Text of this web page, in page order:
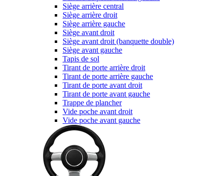
Siège arrière central
Siège arrière droit
Siège arrière gauche
Siège avant droit
Siège avant droit (banquette double)
Siège avant gauche
Tapis de sol
Tirant de porte arrière droit
Tirant de porte arrière gauche
Tirant de porte avant droit
Tirant de porte avant gauche
Trappe de plancher
Vide poche avant droit
Vide poche avant gauche